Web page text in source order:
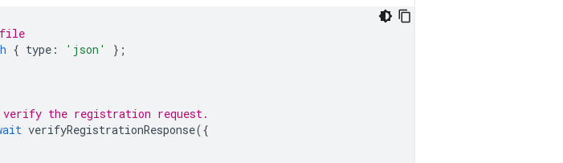
file
{ type : 'json' };
verify the registration request.
verifyRegistrationResponse({